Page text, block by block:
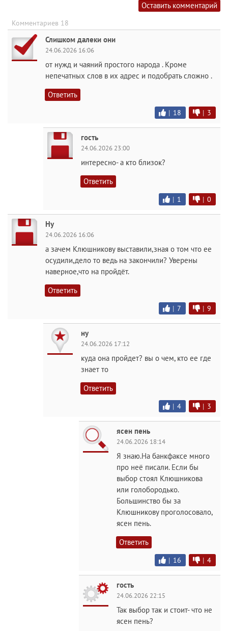
Оставить комментарий
Комментариев 18
Слишком далеки они
24.06.2026 16:06
от нужд и чаяний простого народа . Кроме
непечатных слов в их адрес и подобрать сложно .
Ответить
| 18 | 3
гость
24.06.2026 23:00
интересно- а кто близок?
Ответить
| 1 | 0
Ну
24.06.2026 16:06
а зачем Клюшникову выставили,зная о том что ее
осудили,дело то ведь на закончили? Уверены
наверное,что на пройдёт.
Ответить
| 7 | 9
ну
24.06.2026 17:12
куда она пройдет? вы о чем, кто ее где
знает то
Ответить
| 4 | 3
ясен пень
24.06.2026 18:14
Я знаю.На банкфаксе много
про неё писали. Если бы
выбор стоял Клюшникова
или голобородько.
Большинство бы за
Клюшникову проголосовало,
ясен пень.
Ответить
| 16 | 4
гость
24.06.2026 22:15
Так выбор так и стоит- что не
ясен пень?